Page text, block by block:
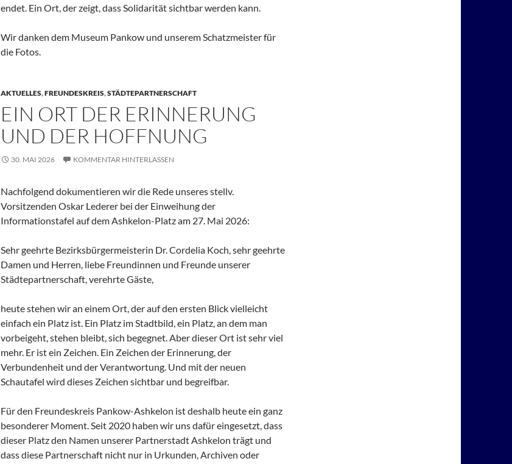
endet. Ein Ort, der zeigt, dass Solidarität sichtbar werden kann.
Wir danken dem Museum Pankow und unserem Schatzmeister für
die Fotos.
AKTUELLES,FREUNDESKREIS,STÄDTEPARTNERSCHAFT
EIN ORT DER ERINNERUNG
UND DER HOFFNUNG
30. MAI 2026 KOMMENTAR HINTERLASSEN
Nachfolgend dokumentieren wir die Rede unseres stellv.
Vorsitzenden Oskar Lederer bei der Einweihung der
Informationstafel auf dem Ashkelon-Platz am 27. Mai 2026:
Sehr geehrte Bezirksbürgermeisterin Dr. Cordelia Koch, sehr geehrte
Damen und Herren, liebe Freundinnen und Freunde unserer
Städtepartnerschaft, verehrte Gäste,
heute stehen wir an einem Ort, der auf den ersten Blick vielleicht
einfach ein Platz ist. Ein Platz im Stadtbild, ein Platz, an dem man
vorbeigeht, stehen bleibt, sich begegnet. Aber dieser Ort ist sehr viel
mehr. Er ist ein Zeichen. Ein Zeichen der Erinnerung, der
Verbundenheit und der Verantwortung. Und mit der neuen
Schautafel wird dieses Zeichen sichtbar und begreifbar.
Für den Freundeskreis Pankow-Ashkelon ist deshalb heute ein ganz
besonderer Moment. Seit 2020 haben wir uns dafür eingesetzt, dass
dieser Platz den Namen unserer Partnerstadt Ashkelon trägt und
dass diese Partnerschaft nicht nur in Urkunden, Archiven oder